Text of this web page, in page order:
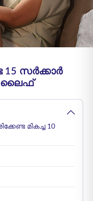
പ്രീമിയം അടയ്ക്കുക
15 സർക്കാർ
ലൈഫ്‌
മികച്ച 10